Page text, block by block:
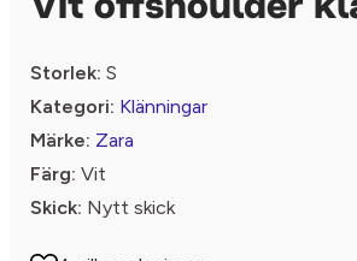
Vit offshoulder
Storlek: S
Kategori: Klänningar
Märke: Zara
Färg: Vit
Skick: Nytt skick